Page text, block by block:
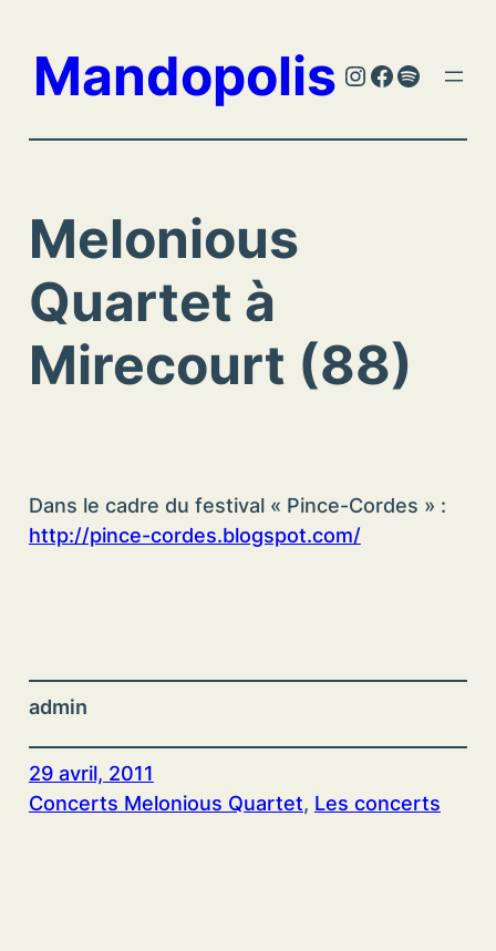
contenu
Mandopolis Instagram
Facebook
Spotify
Melonious
Quartet à
Mirecourt (88)
Dans le cadre du festival « Pince-Cordes » :
http://pince-cordes.blogspot.com/
admin
29 avril, 2011
Concerts Melonious Quartet, Les concerts